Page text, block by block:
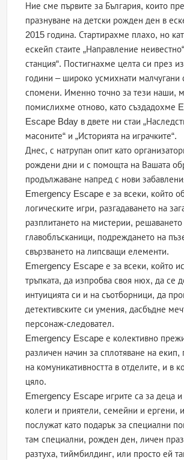
Ние сме първите за България, които
празнуване на детски рожден ден в
2015 година. Стартирахме плахо, но
ескейп стаите „Направление
станция“. Постигнахме целта си през
години – широко усмихнати малчугани
спомени. Именно точно за тези наши,
помислихме отново, като създадохме
Escape Bday в двете ни стаи
масоните“ и „Историята на играчките“.
Днес, с натрупан опит като
рождени дни и с помощта на Вашата
продължаване напред с нови
Emergency Escape е за всеки, който
логическите игри, разгадаването на
разплитането на мистерии, решаването
главоблъсканици, подреждането на
свързването на липсващи елементи.
Emergency Escape е за всеки, който
тръпката, да изпробва своя нюх, да се
интуицията си и на съотборници, да
детективските си умения, дасбъдне
персонаж-следовател.
Emergency Escape е колективно
различен начин за сплотяване на екип,
на комуникативността в отделите, и в
цяло.
Emergency Escape игрите са за деца и
колеги и приятели, семейни и ергени,
послужат като подарък за специални
там специални, рожден ден, личен
разтуха, тиймбилдинг, или просто ей